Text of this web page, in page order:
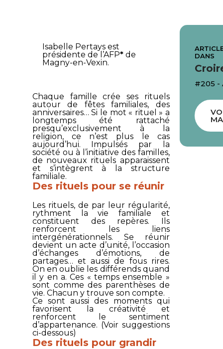
Isabelle Pertays est
présidente de l’AFP*de
Magny-en-Vexin.
Chaque famille crée ses rituels
autour de fêtes familiales, des
anniversaires… Si le mot « rituel » a
longtemps été rattaché
presqu’exclusivement à la
religion, ce n’est plus le cas
aujourd’hui. Impulsés par la
société ou à l’initiative des familles,
de nouveaux rituels apparaissent
et s’intègrent à la structure
familiale.
Des rituels pour se réunir
Les rituels, de par leur régularité,
rythment la vie familiale et
constituent des repères. Ils
renforcent les liens
intergénérationnels. Se réunir
devient un acte d’unité, l’occasion
d’échanges d’émotions, de
partages… et aussi de fous rires.
On en oublie les différends quand
il y en a. Ces « temps ensemble »
sont comme des parenthèses de
vie. Chacun y trouve son compte.
Ce sont aussi des moments qui
favorisent la créativité et
renforcent le sentiment
d’appartenance. (Voir suggestions
ci-dessous)
Des rituels pour grandir
DANS
#205 -